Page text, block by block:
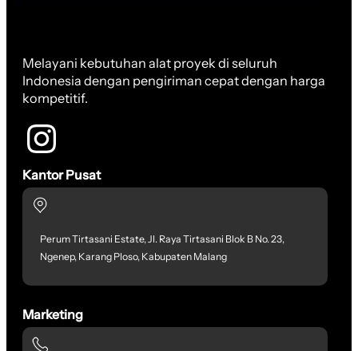
Melayani kebutuhan alat proyek di seluruh
Indonesia dengan pengiriman cepat dengan harga
kompetitif.
Kantor Pusat
Perum Tirtasani Estate, Jl. Raya Tirtasani Blok B No. 23,
Ngenep, Karang Ploso, Kabupaten Malang
Marketing